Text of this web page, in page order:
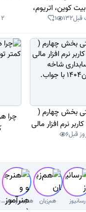
کوین، اتریوم،
کوین، یو اس دی
132
1 2 ساعت قبل
بخش چهارم (
نرم افزار مالی
حسابداری شاخه
6
چرا
رسانیوز هم‌زبان هنرجو و هنرآموز( سوال با جواب)